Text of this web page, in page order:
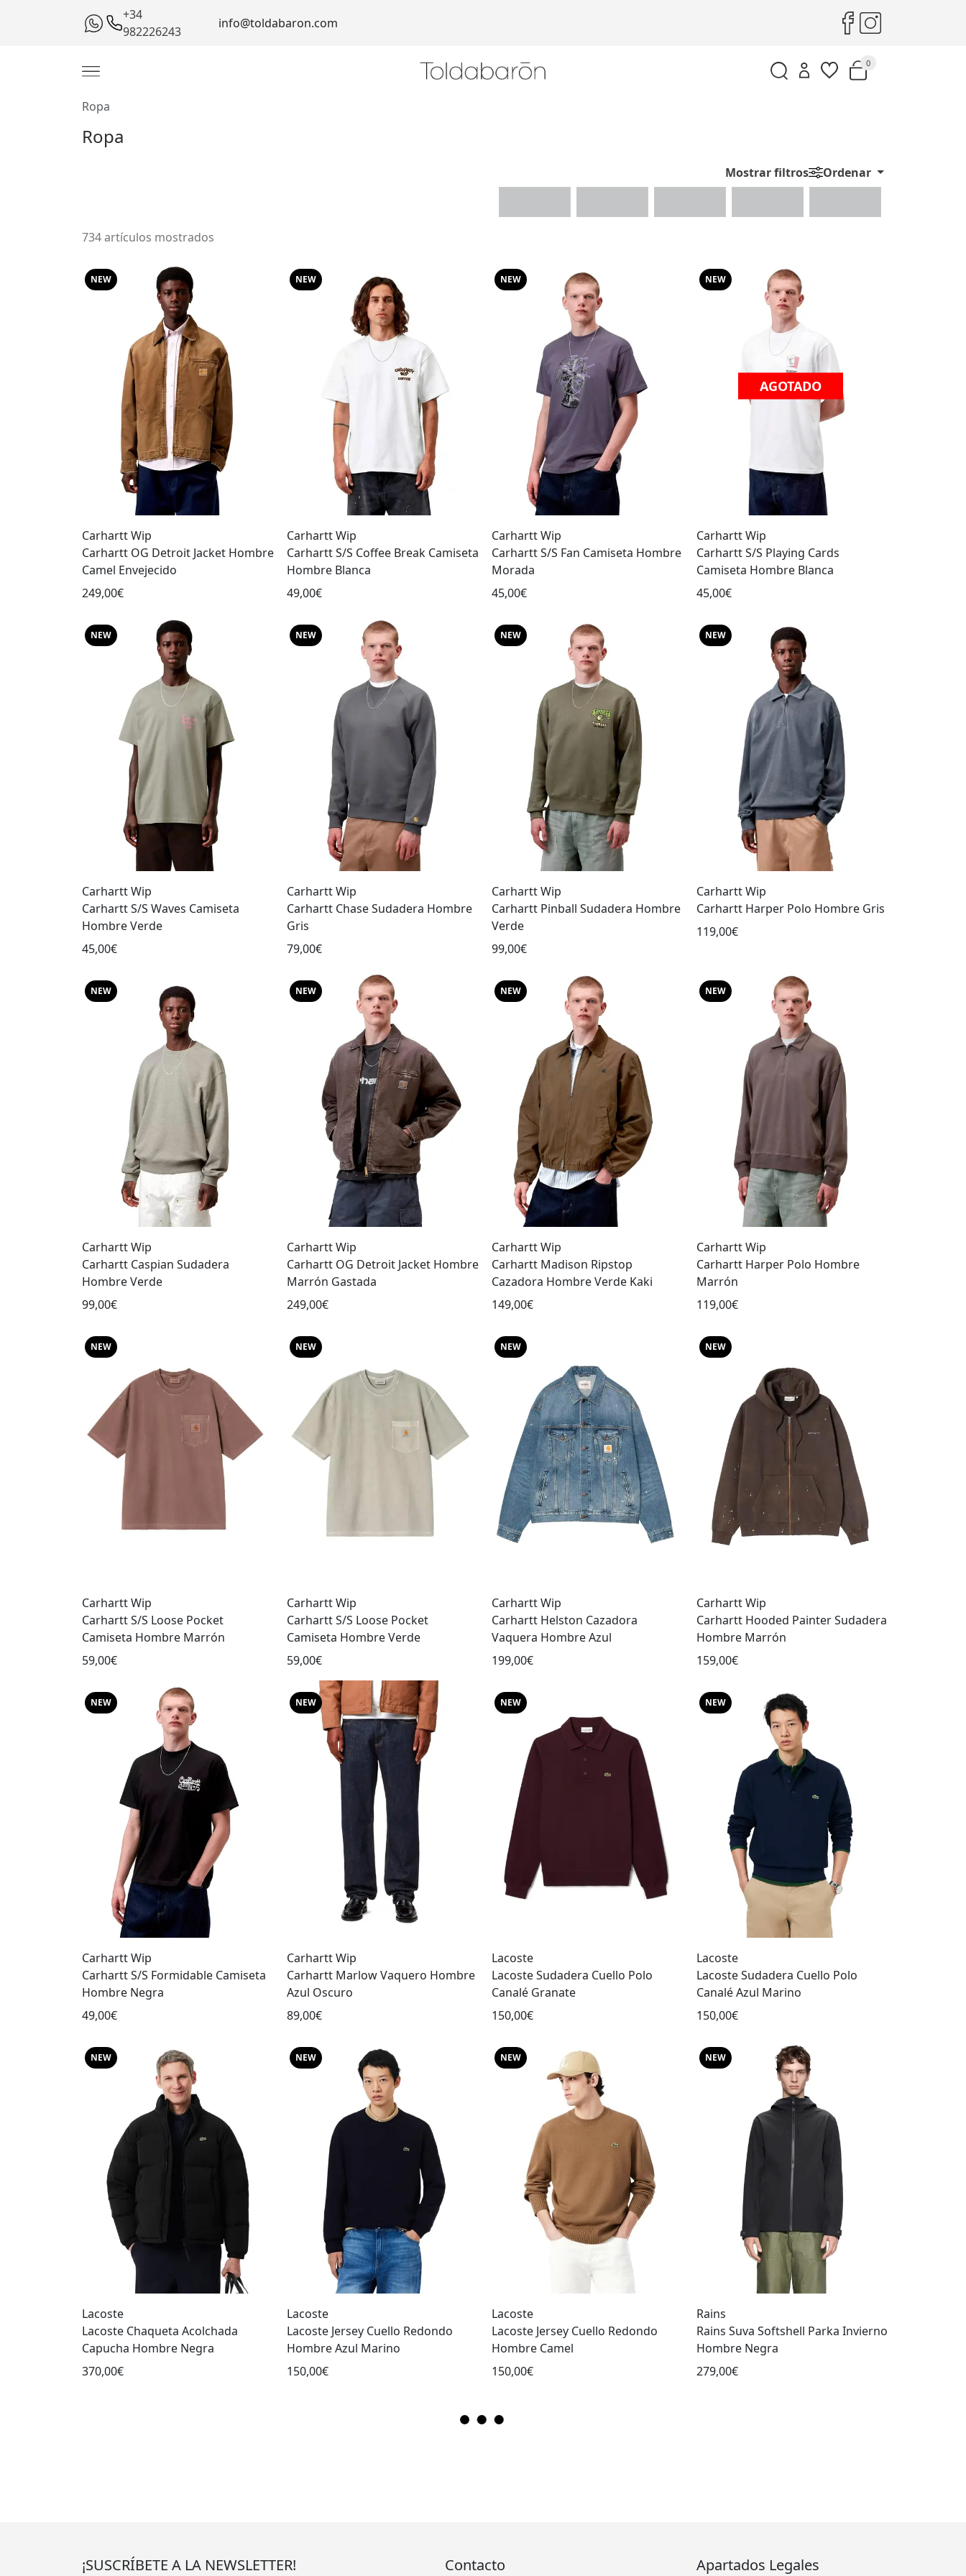
+34
982226243
info@toldabaron.com
0
Ropa
Ropa
Mostrar filtros Ordenar
734 artículos mostrados
NEW
Carhartt Wip
Carhartt OG Detroit Jacket Hombre
Camel Envejecido
249,00€
NEW
Carhartt Wip
Carhartt S/S Coffee Break Camiseta
Hombre Blanca
49,00€
NEW
Carhartt Wip
Carhartt S/S Fan Camiseta Hombre
Morada
45,00€
NEW
AGOTADO
Carhartt Wip
Carhartt S/S Playing Cards
Camiseta Hombre Blanca
45,00€
NEW
Carhartt Wip
Carhartt S/S Waves Camiseta
Hombre Verde
45,00€
NEW
Carhartt Wip
Carhartt Chase Sudadera Hombre
Gris
79,00€
NEW
Carhartt Wip
Carhartt Pinball Sudadera Hombre
Verde
99,00€
NEW
Carhartt Wip
Carhartt Harper Polo Hombre Gris
119,00€
NEW
Carhartt Wip
Carhartt Caspian Sudadera
Hombre Verde
99,00€
NEW
Carhartt Wip
Carhartt OG Detroit Jacket Hombre
Marrón Gastada
249,00€
NEW
Carhartt Wip
Carhartt Madison Ripstop
Cazadora Hombre Verde Kaki
149,00€
NEW
Carhartt Wip
Carhartt Harper Polo Hombre
Marrón
119,00€
NEW
Carhartt Wip
Carhartt S/S Loose Pocket
Camiseta Hombre Marrón
59,00€
NEW
Carhartt Wip
Carhartt S/S Loose Pocket
Camiseta Hombre Verde
59,00€
NEW
Carhartt Wip
Carhartt Helston Cazadora
Vaquera Hombre Azul
199,00€
NEW
Carhartt Wip
Carhartt Hooded Painter Sudadera
Hombre Marrón
159,00€
NEW
Carhartt Wip
Carhartt S/S Formidable Camiseta
Hombre Negra
49,00€
NEW
Carhartt Wip
Carhartt Marlow Vaquero Hombre
Azul Oscuro
89,00€
NEW
Lacoste
Lacoste Sudadera Cuello Polo
Canalé Granate
150,00€
NEW
Lacoste
Lacoste Sudadera Cuello Polo
Canalé Azul Marino
150,00€
NEW
Lacoste
Lacoste Chaqueta Acolchada
Capucha Hombre Negra
370,00€
NEW
Lacoste
Lacoste Jersey Cuello Redondo
Hombre Azul Marino
150,00€
NEW
Lacoste
Lacoste Jersey Cuello Redondo
Hombre Camel
150,00€
NEW
Rains
Rains Suva Softshell Parka Invierno
Hombre Negra
279,00€
¡SUSCRÍBETE A LA NEWSLETTER! Contacto Apartados Legales